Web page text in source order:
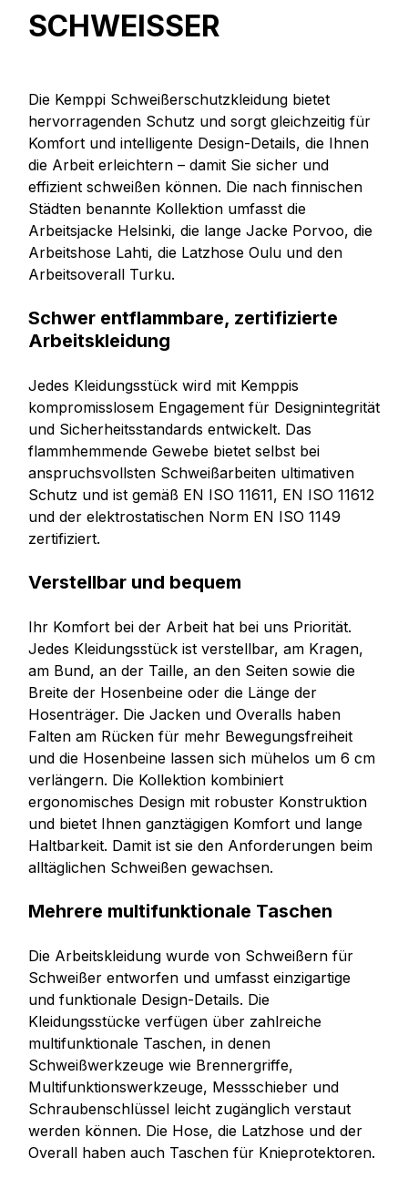
CHWEISSER
Die Kemppi Schweißerschutzkleidung bietet
hervorragenden Schutz und sorgt gleichzeitig für
Komfort und intelligente Design-Details, die Ihnen
die Arbeit erleichtern – damit Sie sicher und
effizient schweißen können. Die nach finnischen
Städten benannte Kollektion umfasst die
Arbeitsjacke Helsinki, die lange Jacke Porvoo, die
Arbeitshose Lahti, die Latzhose Oulu und den
Arbeitsoverall Turku.
Schwer entflammbare, zertifizierte
Arbeitskleidung
Jedes Kleidungsstück wird mit Kemppis
kompromisslosem Engagement für Designintegrität
und Sicherheitsstandards entwickelt. Das
flammhemmende Gewebe bietet selbst bei
anspruchsvollsten Schweißarbeiten ultimativen
Schutz und ist gemäß EN ISO 11611, EN ISO 11612
und der elektrostatischen Norm EN ISO 1149
zertifiziert.
Verstellbar und bequem
Ihr Komfort bei der Arbeit hat bei uns Priorität.
Jedes Kleidungsstück ist verstellbar, am Kragen,
am Bund, an der Taille, an den Seiten sowie die
Breite der Hosenbeine oder die Länge der
Hosenträger. Die Jacken und Overalls haben
Falten am Rücken für mehr Bewegungsfreiheit
und die Hosenbeine lassen sich mühelos um 6 cm
verlängern. Die Kollektion kombiniert
ergonomisches Design mit robuster Konstruktion
und bietet Ihnen ganztägigen Komfort und lange
Haltbarkeit. Damit ist sie den Anforderungen beim
alltäglichen Schweißen gewachsen.
Mehrere multifunktionale Taschen
Die Arbeitskleidung wurde von Schweißern für
Schweißer entworfen und umfasst einzigartige
und funktionale Design-Details. Die
Kleidungsstücke verfügen über zahlreiche
multifunktionale Taschen, in denen
Schweißwerkzeuge wie Brennergriffe,
Multifunktionswerkzeuge, Messschieber und
Schraubenschlüssel leicht zugänglich verstaut
werden können. Die Hose, die Latzhose und der
Overall haben auch Taschen für Knieprotektoren.